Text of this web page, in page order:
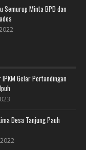
Semurup Minta BPD dan
Gelar Pertandingan
Desa Tanjung Pauh